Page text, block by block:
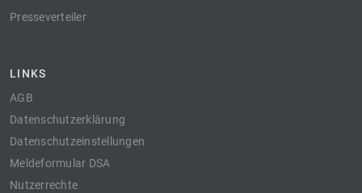
Presseverteiler
LINKS
AGB
Datenschutzerklärung
Datenschutzeinstellungen
Meldeformular DSA
Nutzerrechte